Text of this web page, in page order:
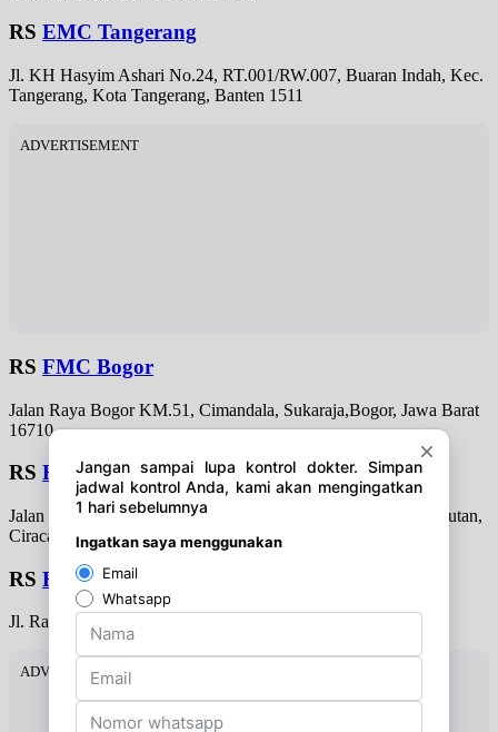
RS EMC Tangerang
Jl. KH Hasyim Ashari No.24, RT.001/RW.007, Buaran Indah, Kec.
Tangerang, Kota Tangerang, Banten 1511
ADVERTISEMENT
RS FMC Bogor
Jalan Raya Bogor KM.51, Cimandala, Sukaraja,Bogor, Jawa Barat
16710
RS Harapan Bunda
Jalan Raya Bogor KM.22 No.44, RT.8/RW.2,Kampung Rambutan,
Ciracas
RS Harum Sisma Medika
Jl. Raya Kalimalang, RT.1/RW.13, Cipinang Melayu
ADVERTISEMENT